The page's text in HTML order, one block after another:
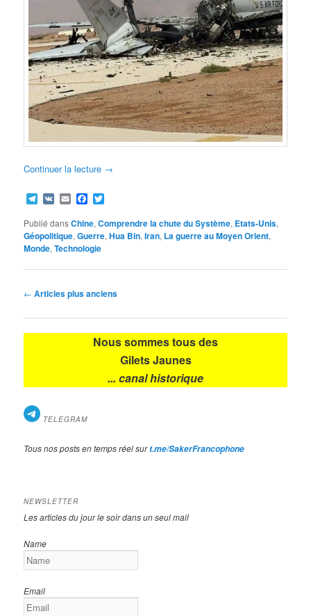
Continuer la lecture →
Telegram
VK EmailFacebook
Publié dansChine,Comprendre la chute du Système, Etats-Unis,
Géopolitique,Guerre,Hua Bin,Iran, La guerre au Moyen Orient,
Monde,Technologie
Navigation
articles
← Articles plus anciens
Nous sommes tous des
Gilets Jaunes
... canal historique
TELEGRAM
Tous nos posts en temps réel surt.me/SakerFrancophone
NEWSLETTER
Les articles du jour le soir dans un seul mail
Name
Email